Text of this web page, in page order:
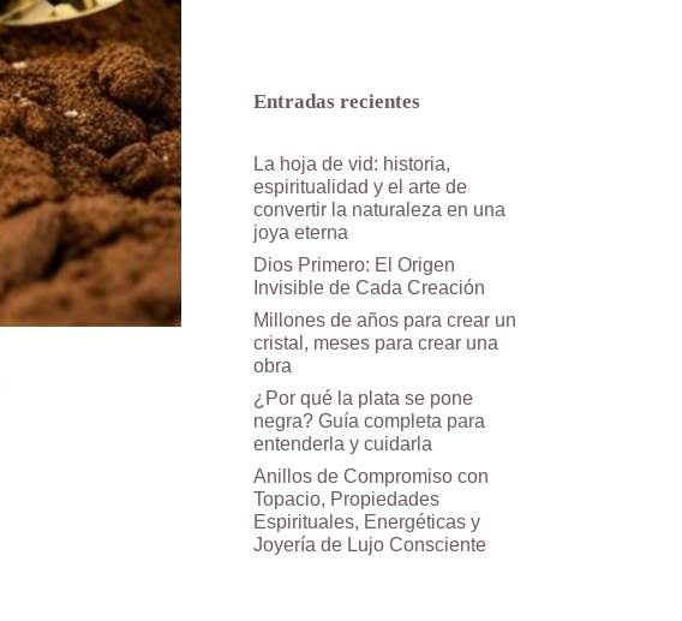
Entradas recientes
La hoja de vid: historia,
espiritualidad y el arte de
convertir la naturaleza en una
joya eterna
Dios Primero: El Origen
Invisible de Cada Creación
Millones de años para crear un
cristal, meses para crear una
obra
¿Por qué la plata se pone
negra? Guía completa para
entenderla y cuidarla
Anillos de Compromiso con
Topacio, Propiedades
Espirituales, Energéticas y
Joyería de Lujo Consciente